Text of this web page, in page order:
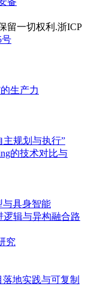
留一切权利.浙ICP
号
生产力
主规划与执行”
的技术对比与
与具身智能
辑与异构融合路
究
地实践与可复制